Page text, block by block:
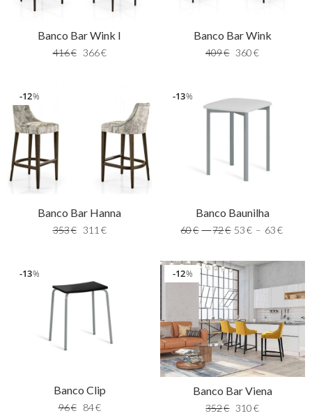
Banco Bar Wink I
416€ 366€
Banco Bar Wink
409€ 360 €
%
12
Banco Bar Hanna
353€ 311 €
%
13
Banco Baunilha
60€ –72€ 53 € – 63 €
%
13
Banco Clip
96€ 84€
%
12
Banco Bar Viena
352€ 310 €